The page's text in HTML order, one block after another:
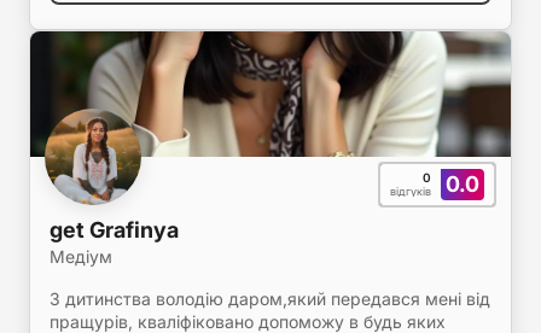
0.0
0
відгуків
get Grafinya
Медіум
З дитинства володію даром,який передався мені від
пращурів, кваліфіковано допоможу в будь яких